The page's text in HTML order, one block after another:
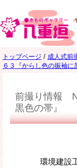
現
在
置：
トップページ / 成人式前
６３『からし色の振袖に
前撮り情報
黒色の帯』
環境建設